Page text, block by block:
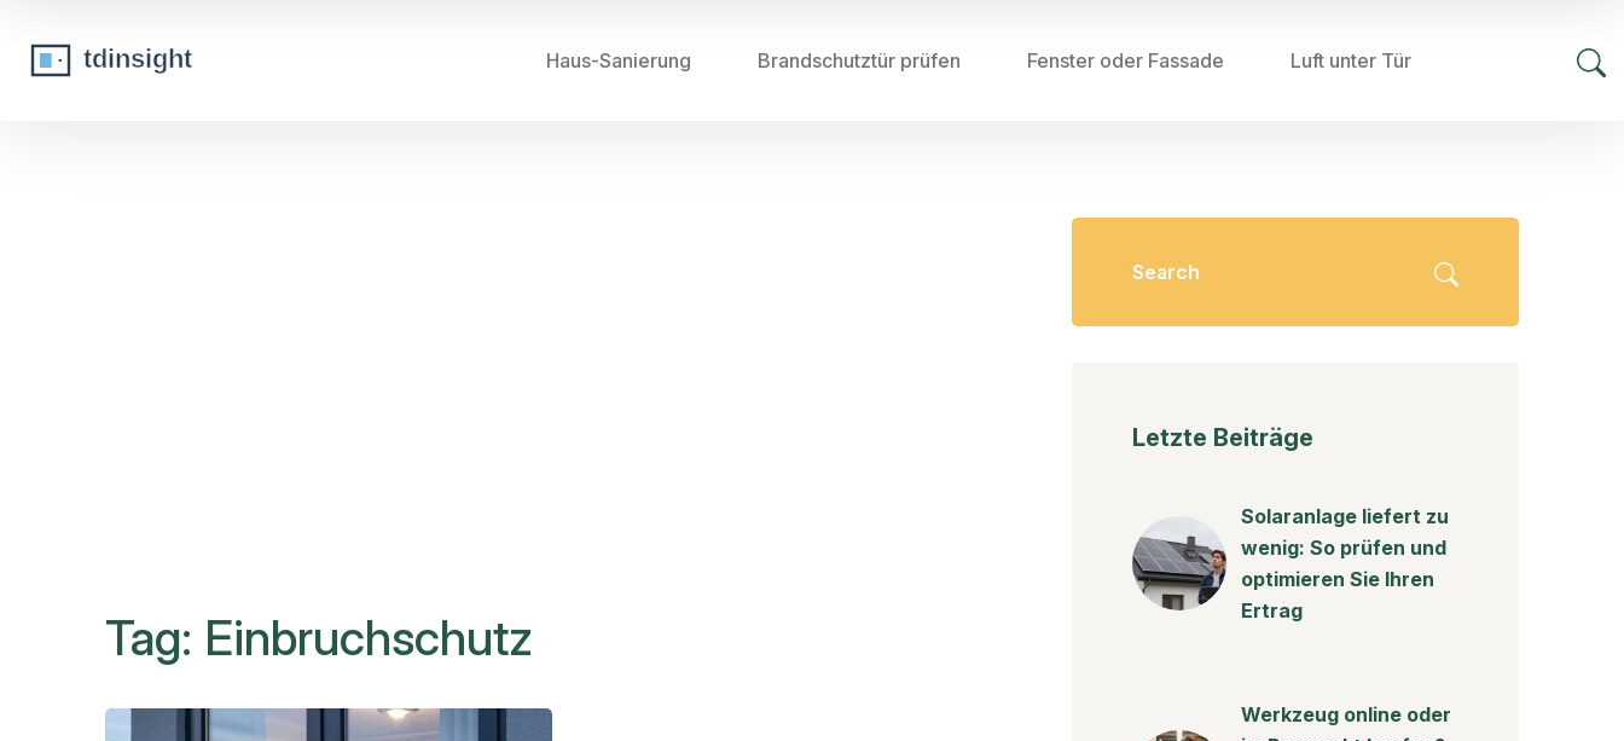
Haus-Sanierung Brandschutztür prüfen Fenster oder Fassade Luft unter Tür
Tag: Einbruchschutz
Letzte Beiträge
Solaranlage liefert zu
wenig: So prüfen und
optimieren Sie Ihren
Ertrag
Werkzeug online oder